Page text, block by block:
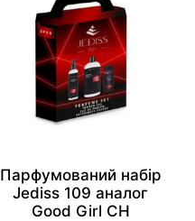
Парфумований набір
Jediss 109 аналог
Good Girl CH